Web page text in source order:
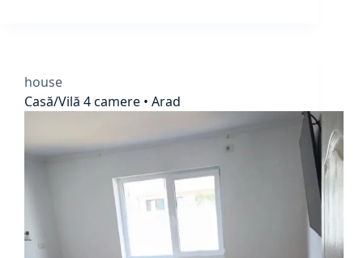
house
Casă/Vilă 4 camere • Arad